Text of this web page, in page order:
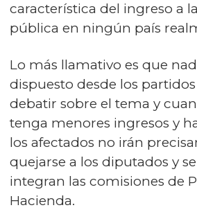
característica del ingreso a
pública en ningún país
Lo más llamativo es que
dispuesto desde los
debatir sobre el tema y
tenga menores ingresos y
los afectados no irán
quejarse a los diputados y
integran las comisiones de
Hacienda.